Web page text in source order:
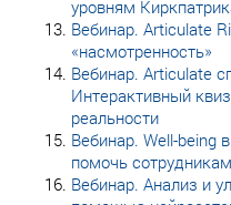
уровням
Вебинар. Articulate
«насмотренность»
Вебинар. Articulate
Интерактивный
реальности
Вебинар. Well-being
помочь
Вебинар. Анализ и